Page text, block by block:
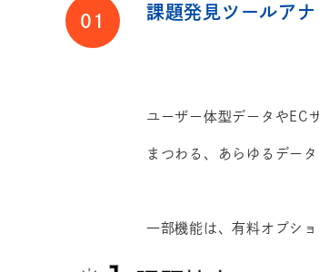
01 課題発見ツールア
ユーザー体型データやEC
まつわる、あらゆるデー
一部機能は、有料オプショ